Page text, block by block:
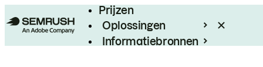
Prijzen
Oplossingen
Informatiebronnen